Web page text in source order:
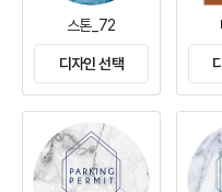
스톤_72
디자인 선택